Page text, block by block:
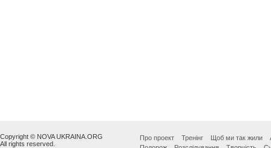
Copyright © NOVA UKRAINA.ORG
All rights reserved.
Про проект Тренінг Щоб ми так жили